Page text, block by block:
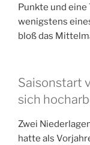
Punkte und
wenigstens
bloß das
Saisonstart
sich
Zwei
hatte als